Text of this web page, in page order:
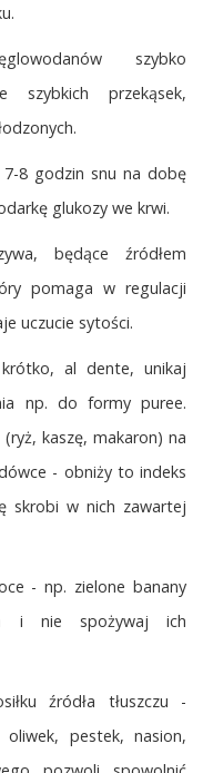
szybko
szybkich przekąsek,
8 godzin snu na dobę
glukozy we krwi.
będące źródłem
pomaga w regulacji
uczucie sytości.
al dente, unikaj
np. do formy puree.
kaszę, makaron) na
- obniży to indeks
skrobi w nich zawartej
- np. zielone banany
i nie spożywaj ich
źródła tłuszczu -
pestek, nasion,